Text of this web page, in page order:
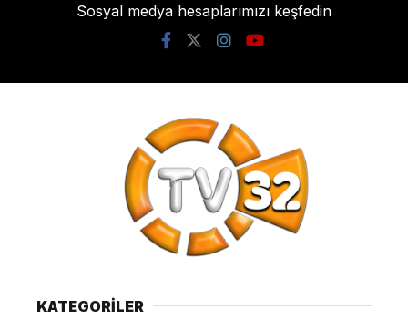
Sosyal medya hesaplarımızı keşfedin
KATEGORİLER